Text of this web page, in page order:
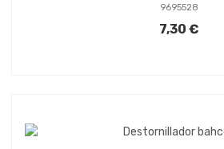
9695528
7,30 €